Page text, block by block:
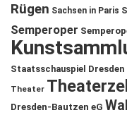
Rügen Sachsen in Paris
Semperoper
Staatsschauspiel Dresden
Theater
Dresden-Bautzen eG